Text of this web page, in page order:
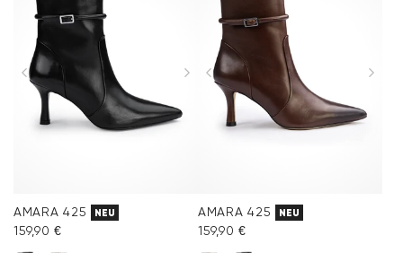
AMARA 425 NEU
159,90 €
AMARA 425 NEU
159,90 €